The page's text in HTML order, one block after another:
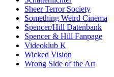
Sheer Terror Society
Something Weird Cinema
Spencer/Hill Datenbank
Spencer & Hill Fanpage
Videoklub K
Wicked Vision
Wrong Side of the Art